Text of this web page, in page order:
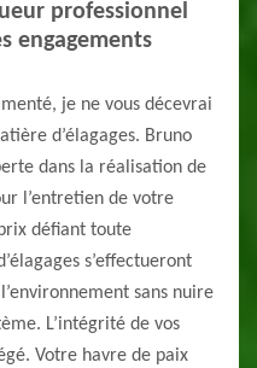
professionnel
engagements
je ne vous décevrai
d’élagages. Bruno
dans la réalisation de
l’entretien de votre
défiant toute
s’effectueront
sans nuire
L’intégrité de vos
Votre havre de paix